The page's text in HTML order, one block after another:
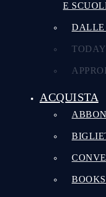
E
DALLE
ACQUISTA